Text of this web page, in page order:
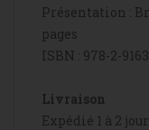
Présentation :
pages
ISBN : 978-2-
Livraison
Expédié 1 à 2